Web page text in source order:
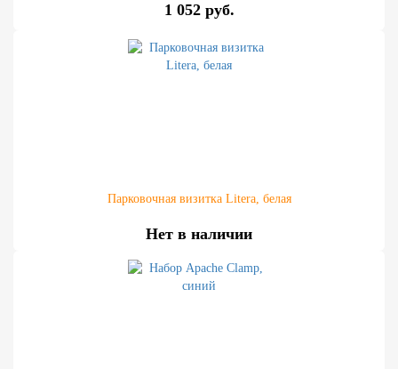
1 052 руб.
Парковочная визитка Litera, белая
Нет в наличии